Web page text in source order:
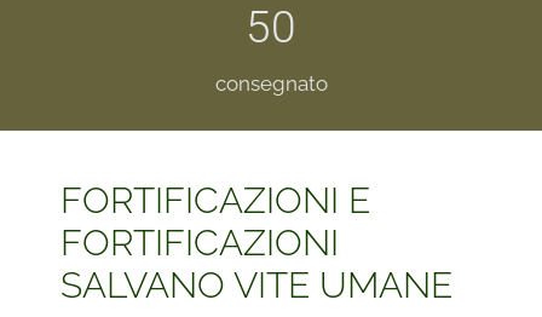
50
consegnato
FORTIFICAZIONI E
FORTIFICAZIONI
SALVANO VITE UMANE